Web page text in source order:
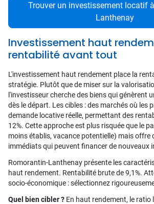
Trouver un investissement locatif
Lanthenay
Investissement haut
rentabilité avant tout
L'investissement haut rendement place la
stratégie. Plutôt que de miser sur la
l'investisseur cherche des biens qui génèrent
dès le départ. Les cibles : des marchés où les
demande locative réelle, permettant des
12%. Cette approche est plus risquée que le
moins établis, vacance potentielle) mais offre
immédiats qui peuvent financer de nouveaux
Romorantin-Lanthenay présente les
haut rendement. Rentabilité brute de 9,1%.
socio-économique : sélectionnez
Quel bien cibler ? En haut rendement, le ratio